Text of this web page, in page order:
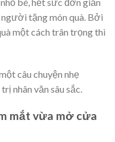
tặng món quà. Bởi
một cách trân trọng thì
câu chuyện nhẹ
nhân văn sâu sắc.
mắt vừa mở cửa